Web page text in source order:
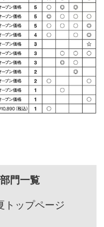
門一覧
トップページ